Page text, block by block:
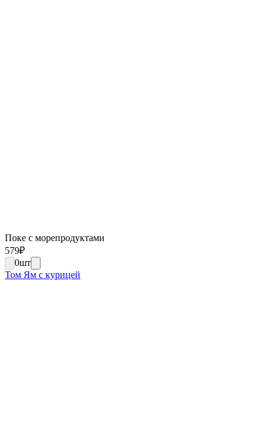
Поке с морепродуктами
579₽
0шт
Том Ям с курицей